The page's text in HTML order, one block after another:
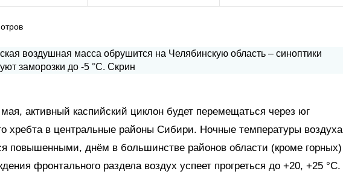
активный каспийский циклон будет перемещаться через юг
хребта в центральные районы Сибири. Ночные температуры воздуха
повышенными, днём в большинстве районов области (кроме горных)
фронтального раздела воздух успеет прогреться до +20, +25 °C.